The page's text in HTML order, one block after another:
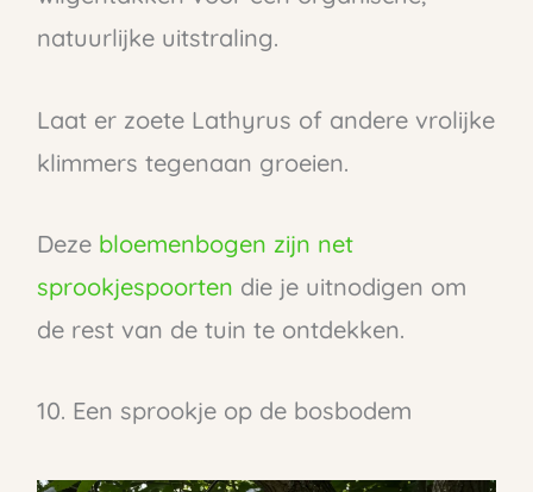
natuurlijke uitstraling.
Laat er zoete Lathyrus of andere vrolijke
klimmers tegenaan groeien.
Deze bloemenbogen zijn net
sprookjespoorten die je uitnodigen om
de rest van de tuin te ontdekken.
10. Een sprookje op de bosbodem